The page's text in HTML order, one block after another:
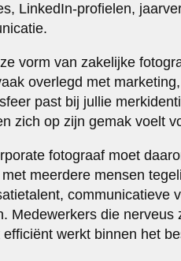
LinkedIn-profielen,
vorm van zakelijke
overlegd met
past bij jullie
zich op zijn gemak voelt
fotograaf moet
meerdere mensen
communicatieve
Medewerkers die
efficiënt werkt binnen het